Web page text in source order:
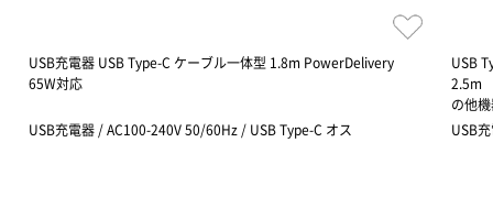
USB充電器 USB Type-C ケーブル一体型 1.8m PowerDelivery
65W対応
USB充電器 / AC100-240V 50/60Hz / USB Type-C オス
USB
2.5m
の他
USB